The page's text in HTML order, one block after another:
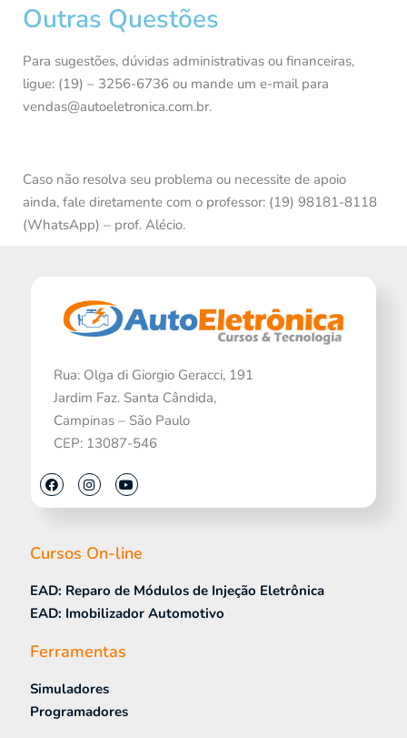
Outras Questões
Para sugestões, dúvidas administrativas ou financeiras,
ligue: (19) – 3256-6736 ou mande um e-mail para
vendas@autoeletronica.com.br.
Caso não resolva seu problema ou necessite de apoio
ainda, fale diretamente com o professor: (19) 98181-8118
(WhatsApp) – prof. Alécio.
Rua: Olga di Giorgio Geracci, 191
Jardim Faz. Santa Cândida,
Campinas – São Paulo
CEP: 13087-546
Cursos On-line
EAD: Reparo de Módulos de Injeção Eletrônica
EAD: Imobilizador Automotivo
Ferramentas
Simuladores
Programadores